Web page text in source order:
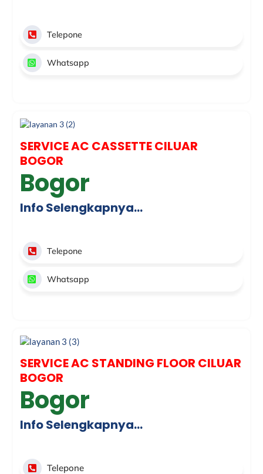
Telepone
Whatsapp
SERVICE AC CASSETTE CILUAR
BOGOR
Bogor
Info Selengkapnya…
Telepone
Whatsapp
SERVICE AC STANDING FLOOR CILUAR
BOGOR
Bogor
Info Selengkapnya…
Telepone